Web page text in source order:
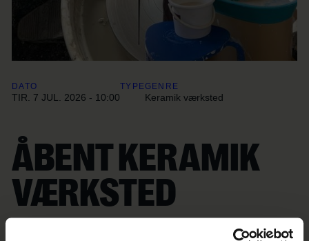
DATO
TIR. 7 JUL. 2026 - 10:00
TYPE GENRE
Keramik værksted
ÅBENT KERAMIK
VÆRKSTED